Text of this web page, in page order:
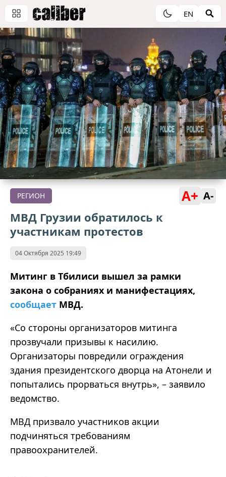
EN
РЕГИОН A+ A-
МВД Грузии обратилось к
участникам протестов
04 Октября 2025 19:49
Митинг в Тбилиси вышел за рамки
закона о собраниях и манифестациях,
сообщает МВД.
«Со стороны организаторов митинга
прозвучали призывы к насилию.
Организаторы повредили ограждения
здания президентского дворца на Атонели и
попытались прорваться внутрь», – заявило
ведомство.
МВД призвало участников акции
подчиняться требованиям
правоохранителей.